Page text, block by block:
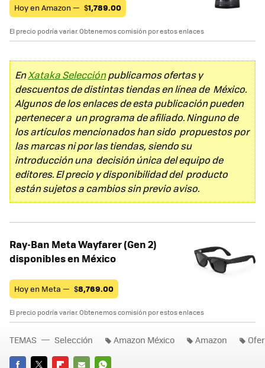
Hoy en Amazon — $1,789.00
El precio podría variar. Obtenemos comisión por estos enlaces
EnXataka Selecciónpublicamos ofertas y
descuentos de distintas tiendas en línea de México.
Algunos de los enlaces de esta publicación pueden
pertenecer a un programa de afiliado. Ninguno de
los artículos mencionados han sido propuestos por
las marcas ni por las tiendas, siendo su
introducción una decisión única del equipo de
editores. El precio y disponibilidad del producto
están sujetos a cambios sin previo aviso.
Ray-Ban Meta Wayfarer (Gen 2)
disponibles en México
Hoy en Meta — $8,769.00
El precio podría variar. Obtenemos comisión por estos enlaces
TEMAS Selección Amazon México Amazon